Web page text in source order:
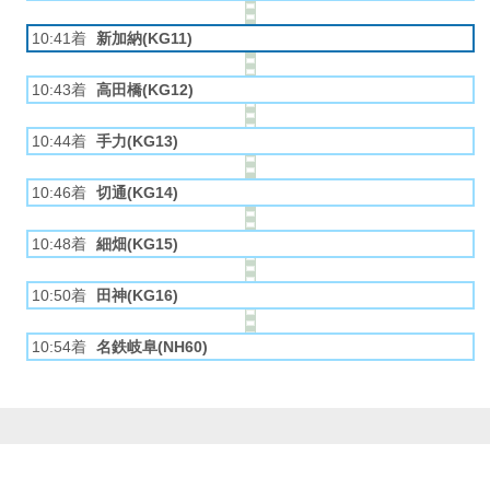
10:41着 新加納(KG11)
10:43着 高田橋(KG12)
10:44着 手力(KG13)
10:46着 切通(KG14)
10:48着 細畑(KG15)
10:50着 田神(KG16)
10:54着 名鉄岐阜(NH60)